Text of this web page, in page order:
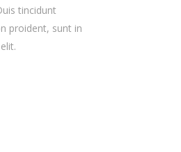
tincidunt
proident, sunt in